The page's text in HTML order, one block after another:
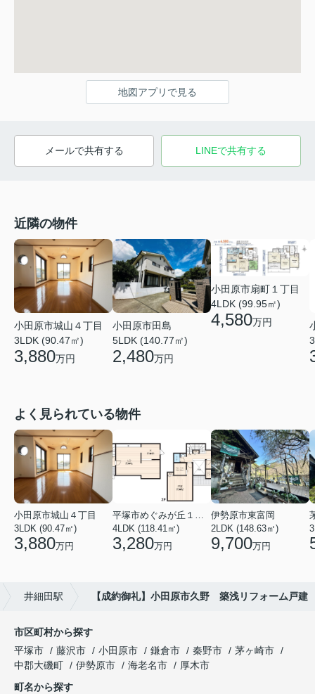
地図アプリで見る
メールで共有する LINEで共有する
近隣の物件
小田原市城山４丁目
3LDK (90.47㎡)
3,880万円
小田原市田島
5LDK (140.77㎡)
2,480万円
小田原市扇町１丁目
4LDK (99.95㎡)
4,580万円
よく見られている物件
小田原市城山４丁目
3LDK (90.47㎡)
3,880万円
平塚市めぐみが丘１丁目
4LDK (118.41㎡)
3,280万円
伊勢原市東富岡
2LDK (148.63㎡)
9,700万円
井細田駅 【成約御礼】小田原市久野 築浅リフォーム戸建
市区町村から探す
平塚市
藤沢市 小田原市 鎌倉市 秦野市
茅ヶ崎市
中郡大磯町
伊勢原市 海老名市
厚木市
町名から探す